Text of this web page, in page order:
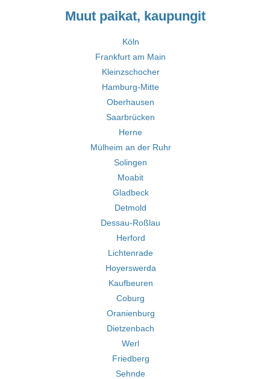
Muut paikat, kaupungit
Köln
Frankfurt am Main
Kleinzschocher
Hamburg-Mitte
Oberhausen
Saarbrücken
Herne
Mülheim an der Ruhr
Solingen
Moabit
Gladbeck
Detmold
Dessau-Roßlau
Herford
Lichtenrade
Hoyerswerda
Kaufbeuren
Coburg
Oranienburg
Dietzenbach
Werl
Friedberg
Sehnde